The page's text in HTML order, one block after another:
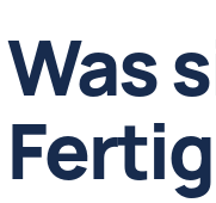
Was